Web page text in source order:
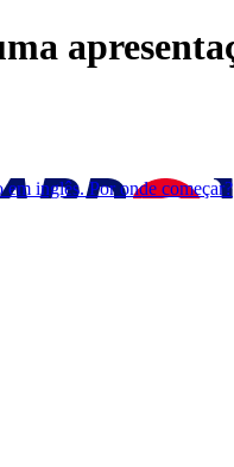
em inglês. Por onde começar?